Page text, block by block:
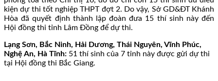
kiện dự thi tốt nghiệp THPT đợt 2. Do vậy, Sở GD&ĐT Khánh
Hòa đã quyết định thành lập đoàn đưa 15 thí sinh này đến
Hội đồng thi tỉnh Lâm Đồng để dự thi.
Lạng Sơn, Bắc Ninh, Hải Dương, Thái Nguyên, Vĩnh Phúc,
Nghệ An, Hà Tĩnh: 51 thí sinh của 7 tỉnh này được gửi dự thi
tại Hội đồng thi Bắc Giang.